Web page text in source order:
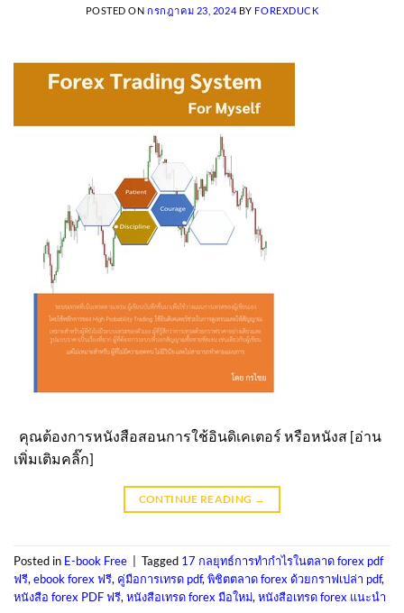
POSTED ON กรกฎาคม 23, 2024 BY FOREXDUCK
คุณต้องการหนังสือสอนการใช้อินดิเคเตอร์ หรือหนังส [อ่าน
เพิ่มเติมคลิ๊ก]
CONTINUE READING →
Posted in E-book Free Tagged 17 กลยุทธ์การทํากําไรในตลาด forex pdf
ฟรี, ebook forex ฟรี, คู่มือการเทรด pdf, พิชิตตลาด forex ด้วยกราฟเปล่า pdf,
หนังสือ forex PDF ฟรี, หนังสือเทรด forex มือใหม่, หนังสือเทรด forex แนะนํา